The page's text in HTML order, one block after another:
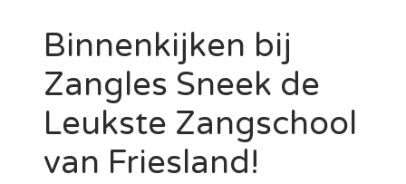
Binnenkijken bij
Zangles Sneek de
Leukste Zangschool
van Friesland!